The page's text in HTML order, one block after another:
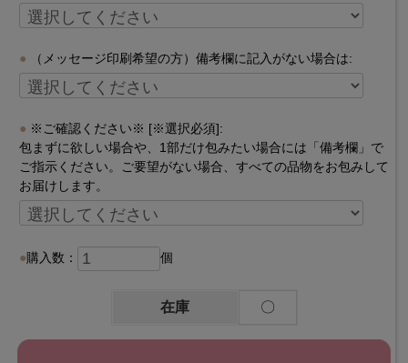
（メッセージ印刷希望の方）備考欄に記入がない場合は:
※ご確認ください※ [※選択必須]:
包まずに欲しい場合や、1部だけ包みたい場合には「備考欄」で
ご指示ください。ご要望がない場合、すべての品物をお包みして
お届けします。
購入数： 個
在庫 〇